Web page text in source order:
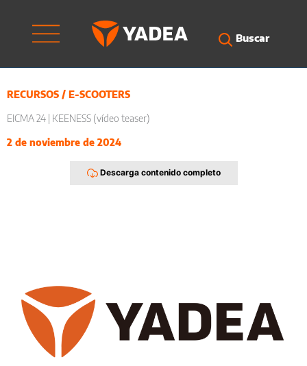
contenido
Buscar
RECURSOS / E-SCOOTERS
EICMA 24 | KEENESS (vídeo teaser)
2 de noviembre de 2024
Descarga contenido completo